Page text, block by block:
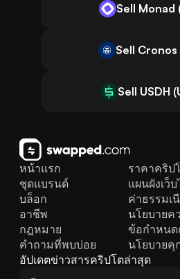
Sell Monad
Sell Cronos
Sell USDH
หน้าแรก
ชุดแบรนด์
บล็อก
คำถามที่พบบ่อย
กฎหมาย
อาชีพ
ราคาคริป
แผนผังเว็
ค่าธรรมเ
นโยบายค
ข้อกำหนด
นโยบายคุ
อัปเดตข่าวสารคริปโตล่าสุด